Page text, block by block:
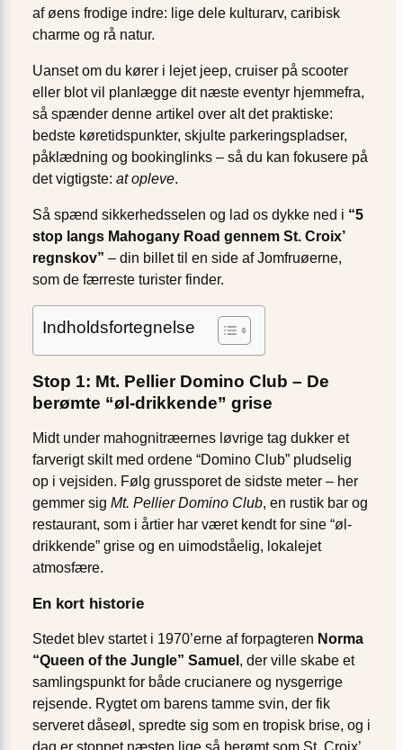
af øens frodige indre: lige dele kulturarv, caribisk
charme og rå natur.
Uanset om du kører i lejet jeep, cruiser på scooter
eller blot vil planlægge dit næste eventyr hjemmefra,
så spænder denne artikel over alt det praktiske:
bedste køretidspunkter, skjulte parkeringspladser,
påklædning og bookinglinks – så du kan fokusere på
det vigtigste: at opleve.
Så spænd sikkerhedsselen og lad os dykke ned i “5
stop langs Mahogany Road gennem St. Croix’
regnskov” – din billet til en side af Jomfruøerne,
som de færreste turister finder.
Indholdsfortegnelse
Stop 1: Mt. Pellier Domino Club – De
berømte “øl-drikkende” grise
Midt under mahogni­træernes løvrige tag dukker et
farverigt skilt med ordene “Domino Club” pludselig
op i vejsiden. Følg grussporet de sidste meter – her
gemmer sig Mt. Pellier Domino Club, en rustik bar og
restaurant, som i årtier har været kendt for sine “øl-
drikkende” grise og en uimodståelig, lokalejet
atmosfære.
En kort historie
Stedet blev startet i 1970’erne af forpagteren Norma
“Queen of the Jungle” Samuel , der ville skabe et
samlingspunkt for både crucianere og nysgerrige
rejsende. Rygtet om barens tamme svin, der fik
serveret dåseøl, spredte sig som en tropisk brise, og i
dag er stop­pet næsten lige så berømt som St. Croix’